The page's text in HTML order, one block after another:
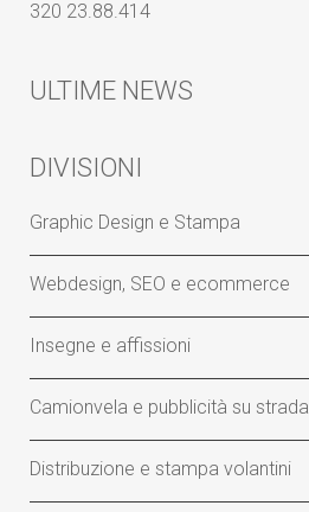
320 23.88.414
ULTIME NEWS
DIVISIONI
Graphic Design e Stampa
Webdesign, SEO e ecommerce
Insegne e affissioni
Camionvela e pubblicità su strada
Distribuzione e stampa volantini